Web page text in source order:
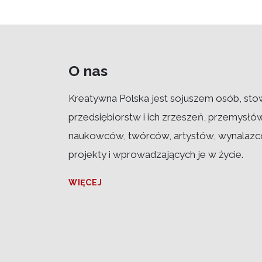
O nas
Kreatywna Polska jest sojuszem osób,
przedsiębiorstw i ich zrzeszeń,
naukowców, twórców, artystów,
projekty i wprowadzających je w życie.
WIĘCEJ